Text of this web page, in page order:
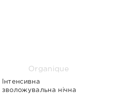
Organique
Інтенсивна
зволожувальна нічна